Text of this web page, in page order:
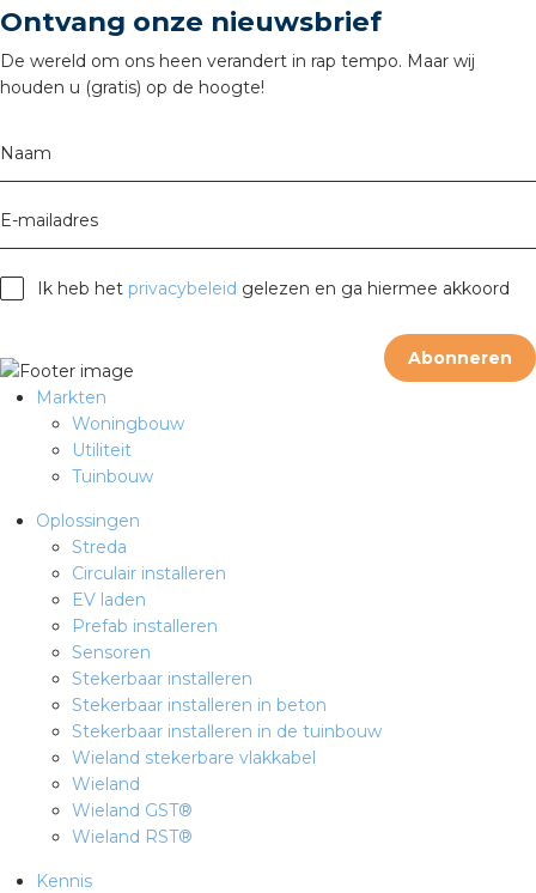
Ontvang onze nieuwsbrief
De wereld om ons heen verandert in rap tempo. Maar wij
houden u (gratis) op de hoogte!
Naam
E-mailadres
Ik heb het privacybeleid gelezen en ga hiermee akkoord
Abonneren
groothandels
Markten
Woningbouw
Utiliteit
Tuinbouw
Oplossingen
Streda
Circulair installeren
EV laden
Prefab installeren
Sensoren
Stekerbaar installeren
Stekerbaar installeren in beton
Stekerbaar installeren in de tuinbouw
Wieland stekerbare vlakkabel
Wieland
Wieland GST®
Wieland RST®
Kennis